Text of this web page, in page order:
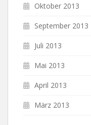
Oktober 2013
September 2013
Juli 2013
Mai 2013
April 2013
März 2013